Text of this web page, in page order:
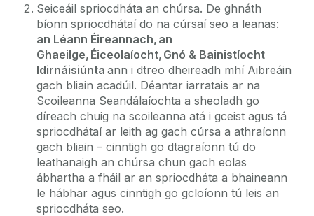
Seiceáil spriocdháta an chúrsa. De ghnáth
bíonn spriocdhátaí do na cúrsaí seo a leanas:
an Léann Éireannach, an
Ghaeilge, Éiceolaíocht, Gnó & Bainistíocht
Idirnáisiúnta ann i dtreo dheireadh mhí Aibreáin
gach bliain acadúil. Déantar iarratais ar na
Scoileanna Seandálaíochta a sheoladh go
díreach chuig na scoileanna atá i gceist agus tá
spriocdhátaí ar leith ag gach cúrsa a athraíonn
gach bliain – cinntigh go dtagraíonn tú do
leathanaigh an chúrsa chun gach eolas
ábhartha a fháil ar an spriocdháta a bhaineann
le hábhar agus cinntigh go gcloíonn tú leis an
spriocdháta seo.